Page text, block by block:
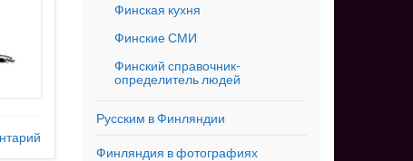
Финская кухня
Финские СМИ
Финский справочник-
определитель людей
Русским в Финляндии
Финляндия в фотографиях